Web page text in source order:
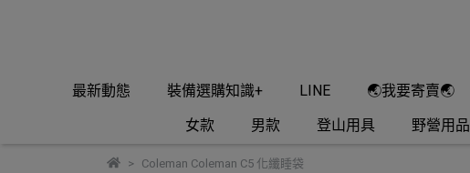
最新動態 裝備選購知識+ LINE 🌏我要寄賣🌏
女款
男款 登山用具 野營用品
Coleman Coleman C5 化纖睡袋